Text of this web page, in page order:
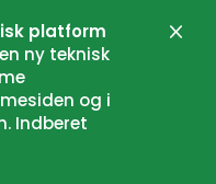
platform
ny teknisk
og i
Indberet
Luk